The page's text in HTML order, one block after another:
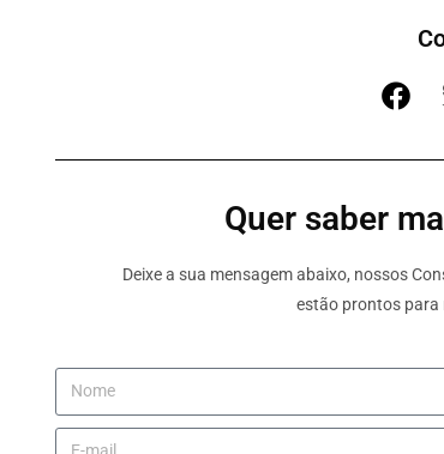
Quer saber
Deixe a sua mensagem abaixo, nossos
estão prontos para